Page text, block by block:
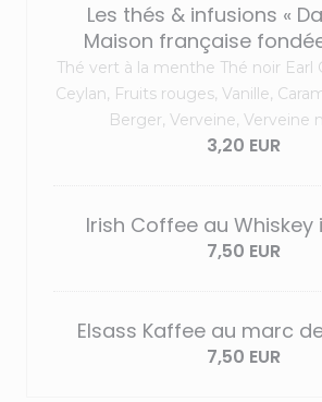
Les thés & infusions «
Maison française
Thé vert à la menthe Thé noir Earl
Ceylan, Fruits rouges, Vanille,
Berger, Verveine, Verveine
3,20 EUR
Irish Coffee au Whiskey
7,50 EUR
Elsass Kaffee au marc
7,50 EUR